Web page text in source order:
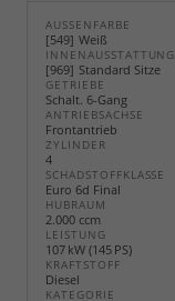
AUSSENFARBE
549 Weiß
INNENAUSSTATTUNG
969 Standard Sitze
GETRIEBE
Schalt. 6-Gang
ANTRIEBSACHSE
Frontantrieb
ZYLINDER
4
SCHADSTOFFKLASSE
Euro 6d Final
HUBRAUM
2.000 ccm
LEISTUNG
107 kW (145 PS)
KRAFTSTOFF
Diesel
KATEGORIE